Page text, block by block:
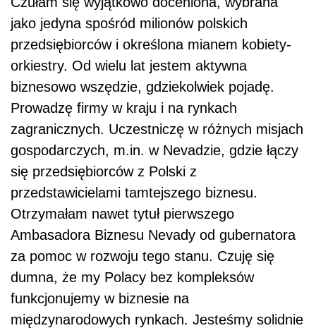
jako jedyna spośród milionów polskich
przedsiębiorców i określona mianem kobiety-
orkiestry. Od wielu lat jestem aktywna
biznesowo wszędzie, gdziekolwiek pojadę.
Prowadzę firmy w kraju i na rynkach
zagranicznych. Uczestniczę w różnych misjach
gospodarczych, m.in. w Nevadzie, gdzie łączy
się przedsiębiorców z Polski z
przedstawicielami tamtejszego biznesu.
Otrzymałam nawet tytuł pierwszego
Ambasadora Biznesu Nevady od gubernatora
za pomoc w rozwoju tego stanu. Czuję się
dumna, że my Polacy bez kompleksów
funkcjonujemy w biznesie na
międzynarodowych rynkach. Jesteśmy solidnie